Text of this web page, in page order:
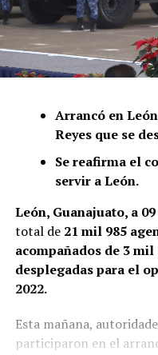
Arrancó en
Reyes que se
Se reafirma el
servir a León.
León, Guanajuato, a
total de21 mil 985
acompañados de 3
desplegadas para el
2022.
Esta mañana,
participaron en el